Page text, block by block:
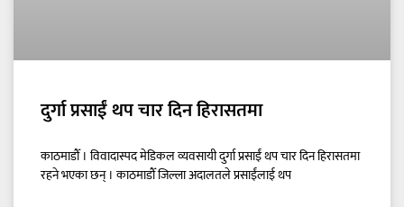
दुर्गा प्रसाईं थप चार दिन हिरासतमा
काठमाडौँ । विवादास्पद मेडिकल व्यवसायी दुर्गा प्रसाईं थप चार दिन हिरासतमा
रहने भएका छन् । काठमाडौँ जिल्ला अदालतले प्रसाईंलाई थप